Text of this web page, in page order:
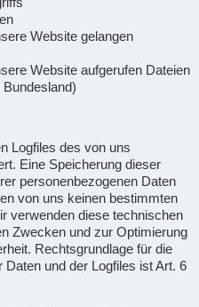
Website gelangen
Website aufgerufen Dateien
Logfiles des von uns
Eine Speicherung dieser
personenbezogenen Daten
von uns keinen bestimmten
verwenden diese technischen
Zwecken und zur Optimierung
Rechtsgrundlage für die
und der Logfiles ist Art. 6